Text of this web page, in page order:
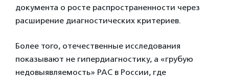
документа о росте распространенности через
расширение диагностических критериев.
Более того, отечественные исследования
показывают не гипердиагностику, а «грубую
недовыявляемость» РАС в России, где